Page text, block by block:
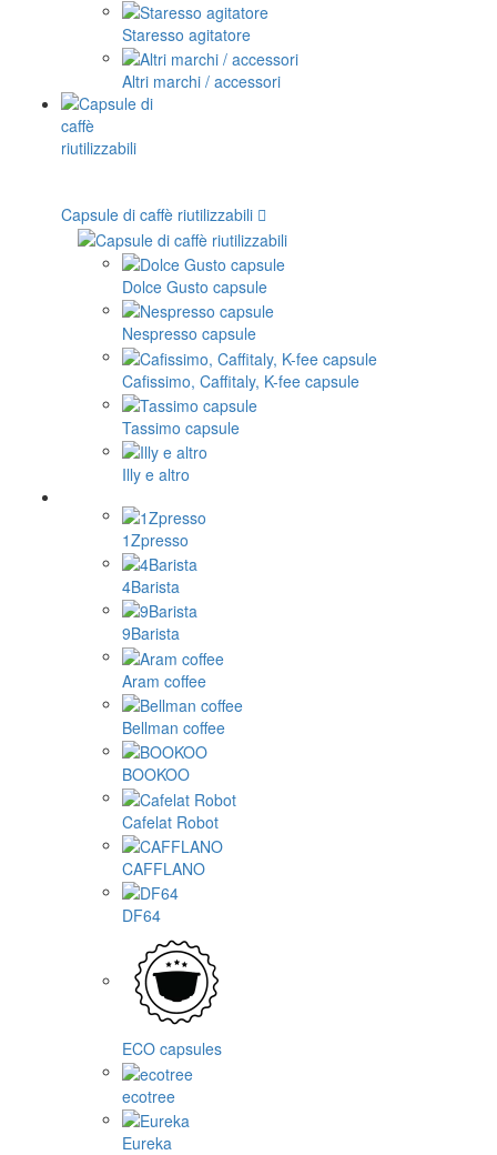
Staresso agitatore
Altri marchi / accessori
Capsule di caffè riutilizzabili
Dolce Gusto capsule
Nespresso capsule
Cafissimo, Caffitaly, K-fee capsule
Tassimo capsule
Illy e altro
1Zpresso
4Barista
9Barista
Aram coffee
Bellman coffee
BOOKOO
Cafelat Robot
CAFFLANO
DF64
ECO capsules
ecotree
Eureka